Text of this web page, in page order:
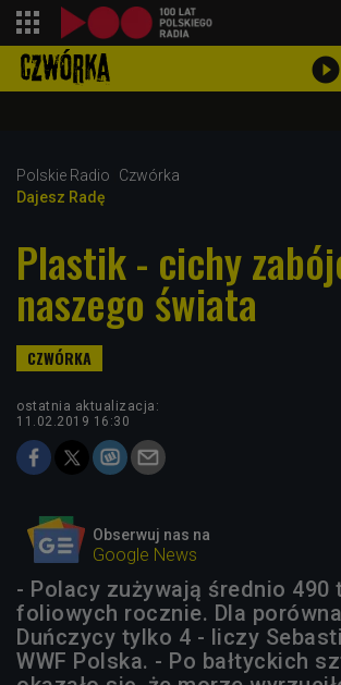

Polskie Radio
Czwórka
Dajesz Radę
Plastik - cichy
naszego świata
ostatnia aktualizacja:
11.02.2019 16:30
Obserwuj nas na
Google News
- Polacy zużywają średnio 490
foliowych rocznie. Dla
Duńczycy tylko 4 - liczy
WWF Polska. - Po bałtyckich